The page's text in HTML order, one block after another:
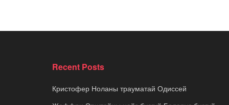
Recent Posts
Кристофер Ноланы трауматай Одиссей